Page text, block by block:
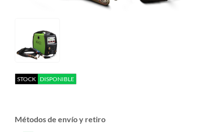
STOCK DISPONIBLE
Métodos de envío y retiro